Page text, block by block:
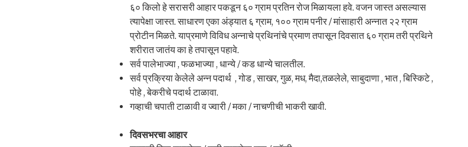
६० किलो हे सरासरी आहार पकडून ६० ग्राम प्रतिन रोज मिळायला हवे. वजन जास्त असल्यास
त्यापेक्षा जास्त. साधारण एका अंड्यात ६ ग्राम, १०० ग्राम पनीर / मांसाहारी अन्नात २२ ग्राम
प्रोटीन मिळते. याप्रमाणे विविध अन्नाचे प्रथिनांचे प्रमाण तपासून दिवसात ६० ग्राम तरी प्रथिने
शरीरात जातंय का हे तपासून पहावे.
सर्व पालेभाज्या , फळभाज्या , धान्ये / कड धान्ये चालतील.
सर्व प्रक्रिया केलेले अन्न पदार्थ , गोड , साखर, गुळ, मध, मैदा,तळलेले, साबुदाणा , भात , बिस्किटे ,
पोहे , बेकरीचे पदार्थ टाळावा.
गव्हाची चपाती टाळावी व ज्वारी / मका / नाचणीची भाकरी खावी.
दिवसभरचा आहार